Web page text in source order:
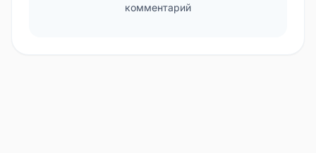
комментарий